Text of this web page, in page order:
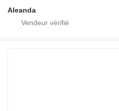
Aleanda